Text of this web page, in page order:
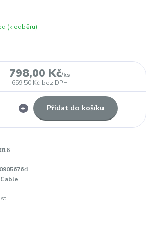
(k odběru)
798,00 Kč/ks
659,50 Kč bez DPH
Přidat do košíku